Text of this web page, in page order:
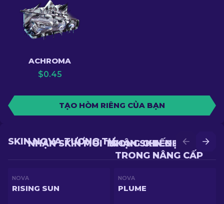
ACHROMA
$0.45
TẠO HÒM RIÊNG CỦA BẠN
NHẬN SKIN ĐẸP HƠN
TRONG NÂNG CẤP
NHẬN SKIN MỚI TRONG CHIẾN ĐẤU
SKIN NOVA TƯƠNG TỰ
NOVA
RISING SUN
NOVA
PLUME